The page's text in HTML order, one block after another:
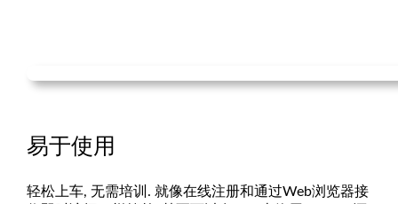
易于使用
轻松上车, 无需培训. 就像在线注册和通过Web浏览器接